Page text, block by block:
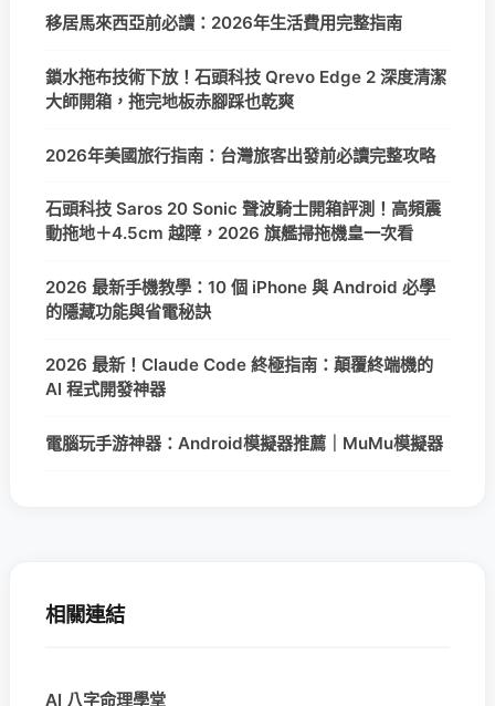
移居馬來西亞前必讀：2026年生活費用完整指南
鎖水拖布技術下放！石頭科技 Qrevo Edge 2 深度清潔
大師開箱，拖完地板赤腳踩也乾爽
2026年美國旅行指南：台灣旅客出發前必讀完整攻略
石頭科技 Saros 20 Sonic 聲波騎士開箱評測！高頻震
動拖地＋4.5cm 越障，2026 旗艦掃拖機皇一次看
2026 最新手機教學：10 個 iPhone 與 Android 必學
的隱藏功能與省電秘訣
2026 最新！Claude Code 終極指南：顛覆終端機的
AI 程式開發神器
電腦玩手游神器：Android模擬器推薦｜MuMu模擬器
相關連結
AI 八字命理學堂